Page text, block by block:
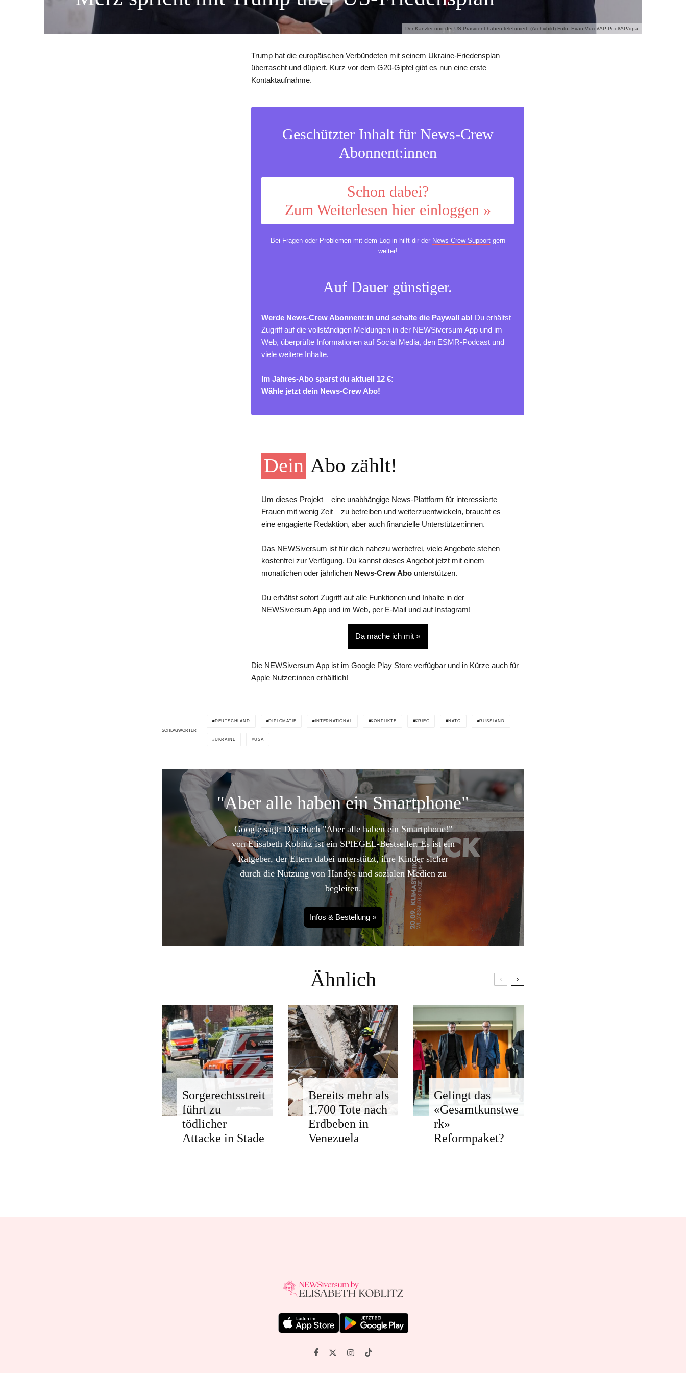
Der Kanzler und der US-Präsident haben telefoniert. (Archivbild) Foto: Evan Vucci/AP Pool/AP/dpa
Trump hat die europäischen Verbündeten mit seinem Ukraine-Friedensplan
überrascht und düpiert. Kurz vor dem G20-Gipfel gibt es nun eine erste
Kontaktaufnahme.
Geschützter Inhalt für News-Crew
Abonnent:innen
Schon dabei?
Zum Weiterlesen hier einloggen »
Bei Fragen oder Problemen mit dem Log-in hilft dir der News-Crew Supportgern
weiter!
Auf Dauer günstiger.
Werde News-Crew Abonnent:in und schalte die Paywall ab! Du erhältst
Zugriff auf die vollständigen Meldungen in der NEWSiversum App und im
Web, überprüfte Informationen auf Social Media, den ESMR-Podcast und
viele weitere Inhalte.
Im Jahres-Abo sparst du aktuell 12 €:
Wähle jetzt dein News-Crew Abo!
Dein Abo zählt!
Um dieses Projekt – eine unabhängige News-Plattform für interessierte
Frauen mit wenig Zeit – zu betreiben und weiterzuentwickeln, braucht es
eine engagierte Redaktion, aber auch finanzielle Unterstützer:innen.
Das NEWSiversum ist für dich nahezu werbefrei, viele Angebote stehen
kostenfrei zur Verfügung. Du kannst dieses Angebot jetzt mit einem
monatlichen oder jährlichen News-Crew Abo unterstützen.
Du erhältst sofort Zugriff auf alle Funktionen und Inhalte in der
NEWSiversum App und im Web, per E-Mail und auf Instagram!
Da mache ich mit »
Die NEWSiversum App ist im Google Play Store verfügbar und in Kürze auch für
Apple Nutzer:innen erhältlich!
SCHLAGWÖRTER
DEUTSCHLAND DIPLOMATIE INTERNATIONAL KONFLIKTE KRIEG NATO RUSSLAND
UKRAINE USA
"Aber alle haben ein Smartphone"
Google sagt: Das Buch "Aber alle haben ein Smartphone!"
von Elisabeth Koblitz ist ein SPIEGEL-Bestseller. Es ist ein
Ratgeber, der Eltern dabei unterstützt, ihre Kinder sicher
durch die Nutzung von Handys und sozialen Medien zu
begleiten.
Infos & Bestellung »
Ähnlich
Sorgerechtsstreit
führt zu
tödlicher
Attacke in Stade
Bereits mehr als
1.700 Tote nach
Erdbeben in
Venezuela
Gelingt das
«Gesamtkunstwe
rk»
Reformpaket?